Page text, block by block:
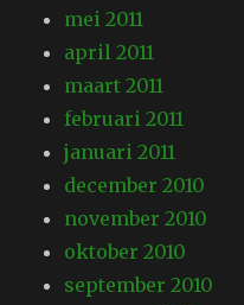
mei 2011
april 2011
maart 2011
februari 2011
januari 2011
december 2010
november 2010
oktober 2010
september 2010